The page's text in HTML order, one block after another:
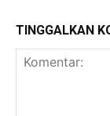
TINGGALKAN